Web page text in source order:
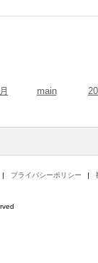
main
プライバシーポリシー